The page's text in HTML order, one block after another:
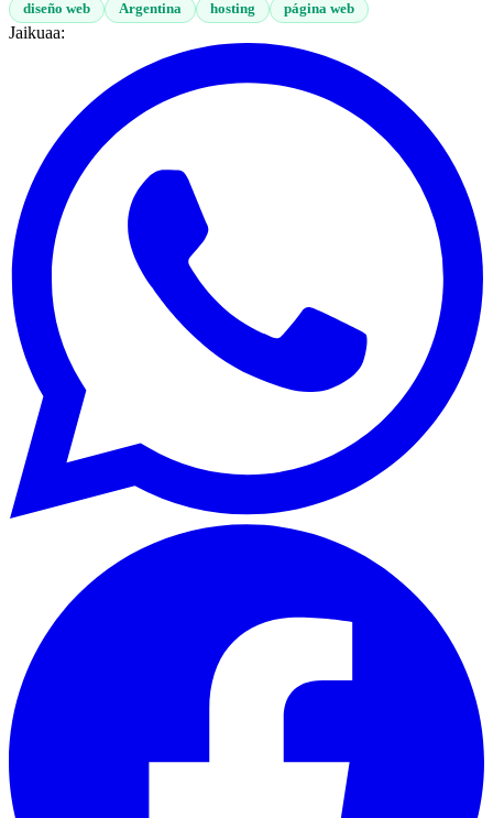
diseño web
Argentina hosting página web
Jaikuaa: